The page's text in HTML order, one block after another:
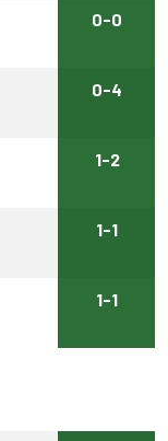
0-0
0-4
1-2
1-1
1-1